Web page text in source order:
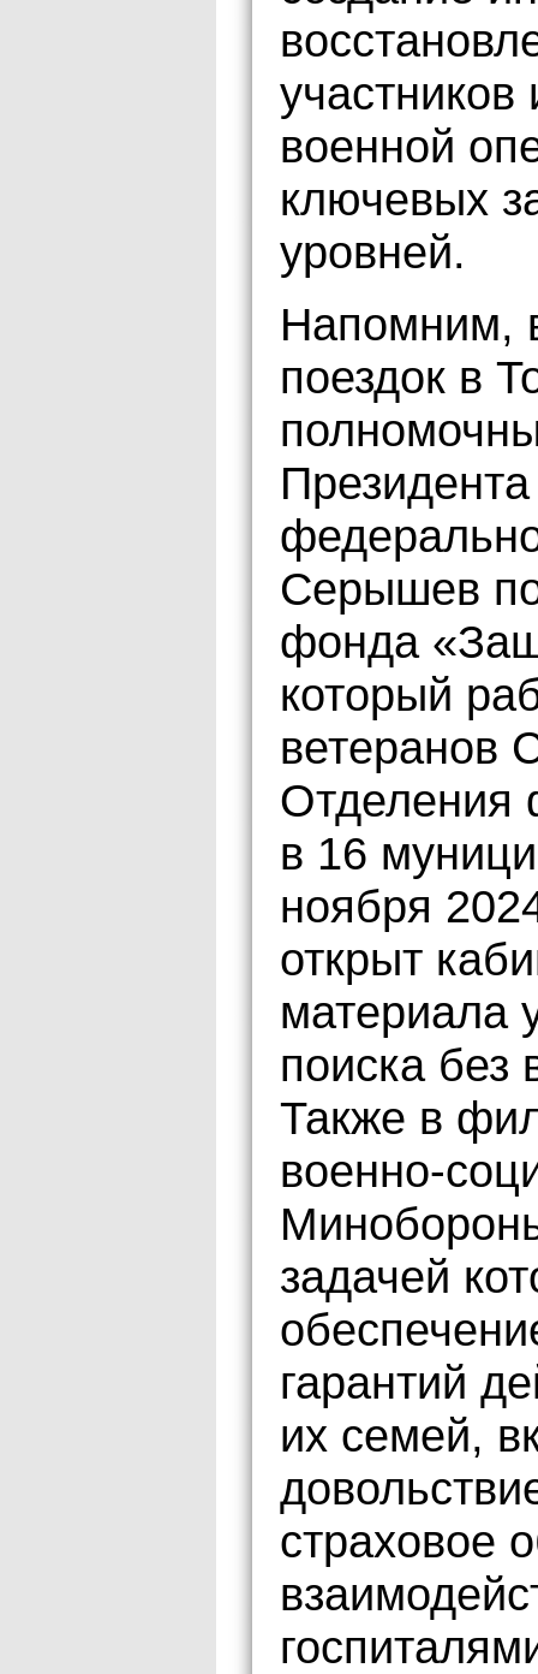
военной
ключевых
уровней.
Напомним,
поездок в
Серышев
фонда
который
ветеранов
Отделения
в 16
ноября
открыт
материала
поиска без
Также в
военно-
задачей
гарантий
их семей,
страховое